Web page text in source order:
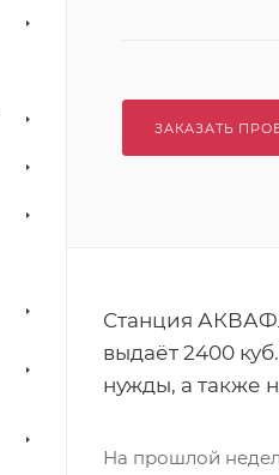
ЗАКАЗАТЬ
Станция
выдаёт 2400
нужды, а также
На прошлой